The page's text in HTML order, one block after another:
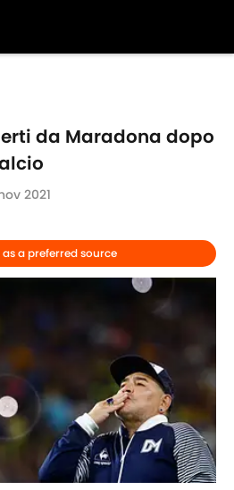
da Maradona dopo
2021
as a preferred source